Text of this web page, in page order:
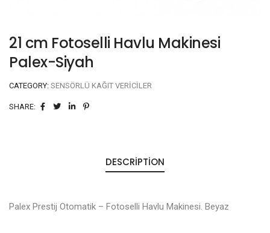
21 cm Fotoselli Havlu Makinesi
Palex-Siyah
CATEGORY: SENSÖRLÜ KAĞIT VERICILER
SHARE:
DESCRIPTION
Palex Prestij Otomatik – Fotoselli Havlu Makinesi. Beyaz